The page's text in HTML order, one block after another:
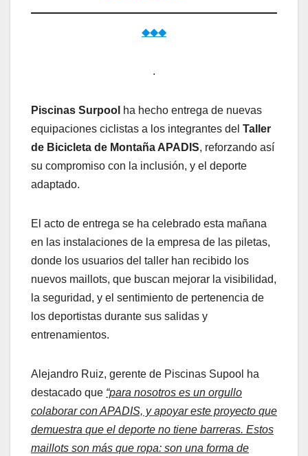
◆◆◆
.
Piscinas Surpool ha hecho entrega de nuevas
equipaciones ciclistas a los integrantes del Taller
de Bicicleta de Montaña APADIS, reforzando así
su compromiso con la inclusión, y el deporte
adaptado.
El acto de entrega se ha celebrado esta mañana
en las instalaciones de la empresa de las piletas,
donde los usuarios del taller han recibido los
nuevos maillots, que buscan mejorar la visibilidad,
la seguridad, y el sentimiento de pertenencia de
los deportistas durante sus salidas y
entrenamientos.
Alejandro Ruiz, gerente de Piscinas Supool ha
destacado que “para nosotros es un orgullo
colaborar con APADIS, y apoyar este proyecto que
demuestra que el deporte no tiene barreras. Estos
maillots son más que ropa: son una forma de